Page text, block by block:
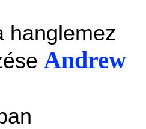
hanglemez
Andrew